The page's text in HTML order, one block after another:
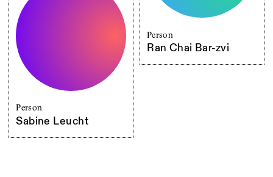
Person
Ran Chai Bar-zvi
Person
Sabine Leucht